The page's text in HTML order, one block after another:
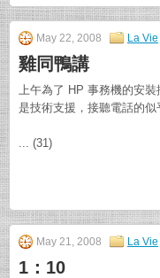
May 22, 2008 La Vie
雞同鴨講
上午為了 HP 事務機的安
是技術支援，接聽電話的似
... (31)
May 21, 2008 La Vie
1：10